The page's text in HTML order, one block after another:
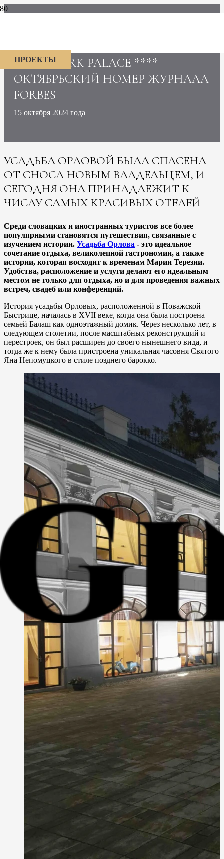
ПРОЕКТЫ
ИСТОРИЧЕСКИЙ ОТЕЛЬ В ОРЛОВE
- GINO PARK PALACE ****
ОКТЯБРЬСКИЙ НОМЕР ЖУРНАЛА
FORBES
15 октября 2024 года
УСАДЬБА ОРЛОВОЙ БЫЛА СПАСЕНА
ОТ СНОСА НОВЫМ ВЛАДЕЛЬЦЕМ, И
СЕГОДНЯ ОНА ПРИНАДЛЕЖИТ К
ЧИСЛУ САМЫХ КРАСИВЫХ ОТЕЛЕЙ
Среди словацких и иностранных туристов все более
популярными становятся путешествия, связанные с
изучением истории. Усадьба Орлова - это идеальное
сочетание отдыха, великолепной гастрономии, а также
истории, которая восходит к временам Марии Терезии.
Удобства, расположение и услуги делают его идеальным
местом не только для отдыха, но и для проведения важных
встреч, свадеб или конференций.
История усадьбы Орловых, расположенной в Поважской
Быстрице, началась в XVII веке, когда она была построена
семьей Балаш как одноэтажный домик. Через несколько лет, в
следующем столетии, после масштабных реконструкций и
перестроек, он был расширен до своего нынешнего вида, и
тогда же к нему была пристроена уникальная часовня Святого
Яна Непомуцкого в стиле позднего барокко.